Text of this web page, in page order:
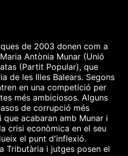
de 2003 donen com a
Antònia Munar (Unió
(Partit Popular), que
de les Illes Balears. Segons
en una competició per
més ambiciosos. Alguns
de corrupció més
acabaran amb Munar i
crisi econòmica en el seu
el punt d'inflexió.
Tributària i jutges posen el